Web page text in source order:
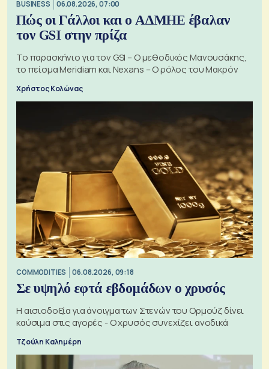
BUSINESS 06.08.2026, 07:00
Πώς οι Γάλλοι και ο ΑΔΜΗΕ έβαλαν
τον GSI στην πρίζα
Το παρασκήνιο για τον GSI – Ο μεθοδικός Μανουσάκης,
το πείσμα Meridiam και Nexans – Ο ρόλος του Μακρόν
Χρήστος Κολώνας
COMMODITIES 06.08.2026, 09:18
Σε υψηλό εφτά εβδομάδων ο χρυσός
Η αισιοδοξία για άνοιγμα των Στενών του Ορμούζ δίνει
καύσιμα στις αγορές - Ο χρυσός συνεχίζει ανοδικά
Τζούλη Καλημέρη